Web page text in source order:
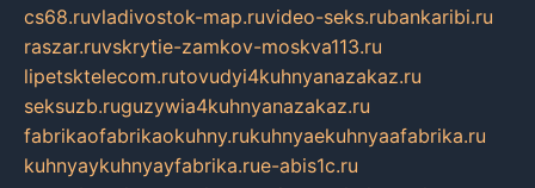
cs68.ruvladivostok-map.ruvideo-seks.rubankaribi.ru
raszar.ruvskrytie-zamkov-moskva113.ru
lipetsktelecom.rutovudyi4kuhnyanazakaz.ru
seksuzb.ruguzywia4kuhnyanazakaz.ru
fabrikaofabrikaokuhny.rukuhnyaekuhnyaafabrika.ru
kuhnyaykuhnyayfabrika.rue-abis1c.ru